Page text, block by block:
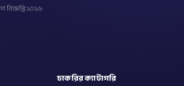
২০২৬
চাকরির ক্যাটাগরি